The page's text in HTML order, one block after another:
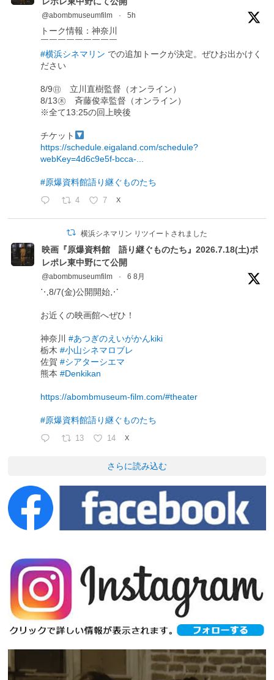
@abombmuseumfilm · 5h
トーク情報：神奈川
￣￣￣￣￣￣￣￣￣
#横浜シネマリン での追加トークが決定。ぜひお出かけく
ださい
8/9㊐ 立川直樹監督（オンライン）
8/13㊍ 斉藤俊幸監督（オンライン）
※全て13:25の回上映後
チケット
https://schedule.eigaland.com/schedule?
webKey=4d6c9e5f-bcca-...
#原爆資料館語り継ぐものたち
4 7 X
横浜シネマリン リツイートされました
映画『原爆資料館 語り継ぐものたち』2026.7.18(土)ポ
レポレ東中野にて公開
@abombmuseumfilm · 6 8月
⋱8/7(金)公開開始⋰
お近くの映画館へぜひ！
神奈川#あつぎのえいがかんkiki
栃木#小山シネマロブレ
佐賀#シアターシエマ
熊本#Denkikan
https://abombmuseum-film.com/#theater
#原爆資料館語り継ぐものたち
13 14 X
さらに読み込む